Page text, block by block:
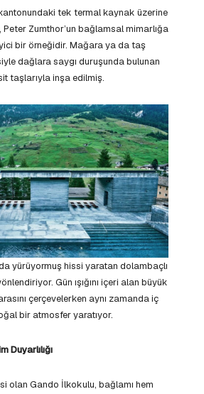
tek termal kaynak üzerine
Zumthor’un bağlamsal mimarlığa
bir örneğidir. Mağara ya da taş
dağlara saygı duruşunda bulunan
taşlarıyla inşa edilmiş.
yürüyormuş hissi yaratan dolambaçlı
Gün ışığını içeri alan büyük
çerçevelerken aynı zamanda iç
bir atmosfer yaratıyor.
Duyarlılığı
olan Gando İlkokulu, bağlamı hem